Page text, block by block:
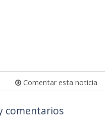
Comentar esta noticia
comentarios